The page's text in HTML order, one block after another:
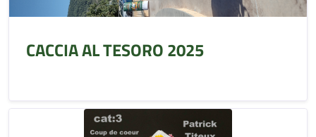
CACCIA AL TESORO 2025